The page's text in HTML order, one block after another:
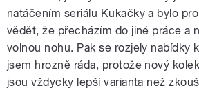
natáčením seriálu Kukačky a bylo
vědět, že přecházím do jiné práce a
volnou nohu. Pak se rozjely nabídky
jsem hrozně ráda, protože nový
jsou vždycky lepší varianta než